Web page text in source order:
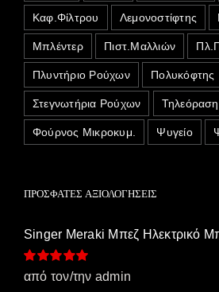
Καφ.Φίλτρου Λεμονοστίφτης
Μπλέντερ Πιστ.Μαλλιών
Πλυντήριο Ρούχων Πολυκόφτης
Στεγνωτήρια Ρούχων Τηλεόραση
Φούρνος Μικροκυμ. Ψυγείο
ΠΡΌΣΦΑΤΕΣ ΑΞΙΟΛΟΓΉΣΕΙΣ
Singer Meraki Μπεζ Ηλεκτρικό
Βαθμολογήθηκε
από τον/την admin